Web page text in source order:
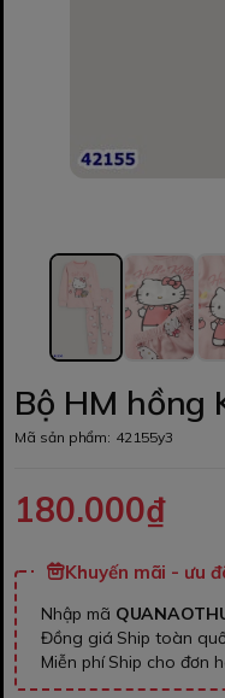
Bộ HM hồng
Mã sản phẩm: 42155y3
180.000₫
Khuyến mãi - ưu
Nhập mã
Đồng giá Ship toàn
Miễn phí Ship cho đơn